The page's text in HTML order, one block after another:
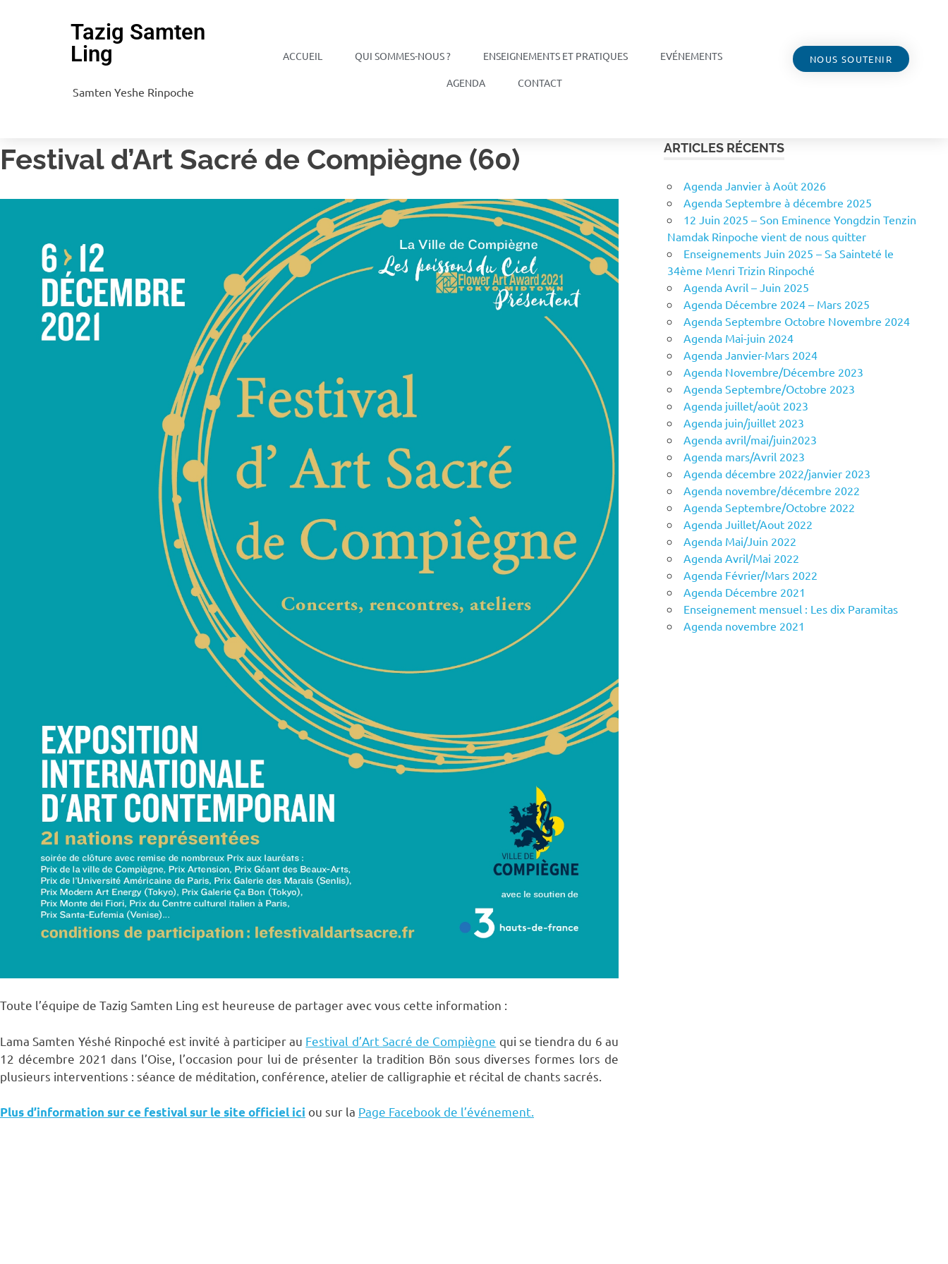
Tazig Samten
Ling
Samten Yeshe Rinpoche
ACCUEIL QUI SOMMES-NOUS ? ENSEIGNEMENTS ET PRATIQUES EVÉNEMENTS
AGENDA CONTACT
NOUS SOUTENIR
Festival d’Art Sacré de Compiègne (60)
Toute l’équipe de Tazig Samten Ling est heureuse de partager avec vous cette information :
Lama Samten Yéshé Rinpoché est invité à participer au Festival d’Art Sacré de Compiègne qui se tiendra du 6 au
12 décembre 2021 dans l’Oise, l’occasion pour lui de présenter la tradition Bön sous diverses formes lors de
plusieurs interventions : séance de méditation, conférence, atelier de calligraphie et récital de chants sacrés.
Plus d’information sur ce festival sur le site officiel ici ou sur la Page Facebook de l’événement.
ARTICLES RÉCENTS
Agenda Janvier à Août 2026
Agenda Septembre à décembre 2025
12 Juin 2025 – Son Eminence Yongdzin Tenzin
Namdak Rinpoche vient de nous quitter
Enseignements Juin 2025 – Sa Sainteté le
34ème Menri Trizin Rinpoché
Agenda Avril – Juin 2025
Agenda Décembre 2024 – Mars 2025
Agenda Septembre Octobre Novembre 2024
Agenda Mai-juin 2024
Agenda Janvier-Mars 2024
Agenda Novembre/Décembre 2023
Agenda Septembre/Octobre 2023
Agenda juillet/août 2023
Agenda juin/juillet 2023
Agenda avril/mai/juin2023
Agenda mars/Avril 2023
Agenda décembre 2022/janvier 2023
Agenda novembre/décembre 2022
Agenda Septembre/Octobre 2022
Agenda Juillet/Aout 2022
Agenda Mai/Juin 2022
Agenda Avril/Mai 2022
Agenda Février/Mars 2022
Agenda Décembre 2021
Enseignement mensuel : Les dix Paramitas
Agenda novembre 2021